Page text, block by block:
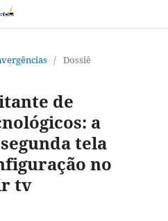
/ Dossiê
de
a
tela
no
tv